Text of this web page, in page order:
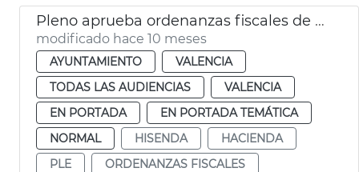
Pleno aprueba ordenanzas fiscales de 2026
modificado hace 10 meses
AYUNTAMIENTO
VALENCIA
TODAS LAS AUDIENCIAS
VALENCIA
EN PORTADA
EN PORTADA TEMÁTICA
NORMAL
HISENDA
HACIENDA
PLE
ORDENANZAS FISCALES